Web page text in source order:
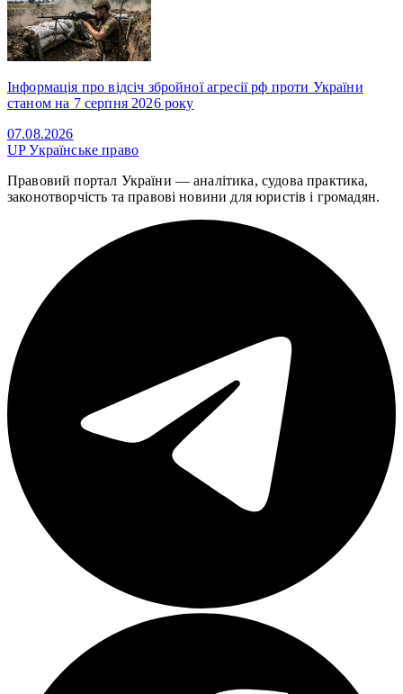
Інформація про відсіч збройної агресії рф проти України
станом на 7 серпня 2026 року
07.08.2026
UPУкраїнське право
Правовий портал України — аналітика, судова практика,
законотворчість та правові новини для юристів і громадян.